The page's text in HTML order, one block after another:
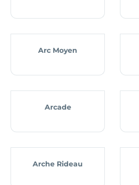
Arc Moyen
Arcade
Arche Rideau